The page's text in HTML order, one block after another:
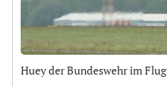
Huey der Bundeswehr im Flug